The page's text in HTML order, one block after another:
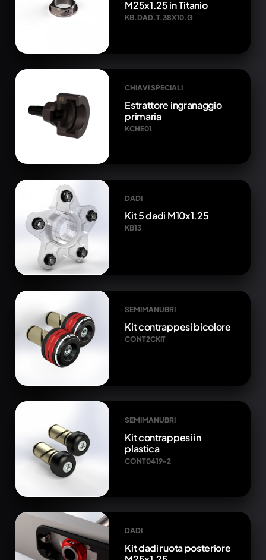
M25x1.25 in Titanio
KB.DAD.T.38X10.G
CHIAVI SPECIALI
Estrattore ingranaggio
primaria
KCHE01
DADI
Kit 5 dadi M10x1.25
KB13
SEMIMANUBRI
Kit contrappesi bicolore
CONT2CKIT
SEMIMANUBRI
Kit contrappesi in
plastica
CONT0419-2
DADI
Kit dadi ruota posteriore